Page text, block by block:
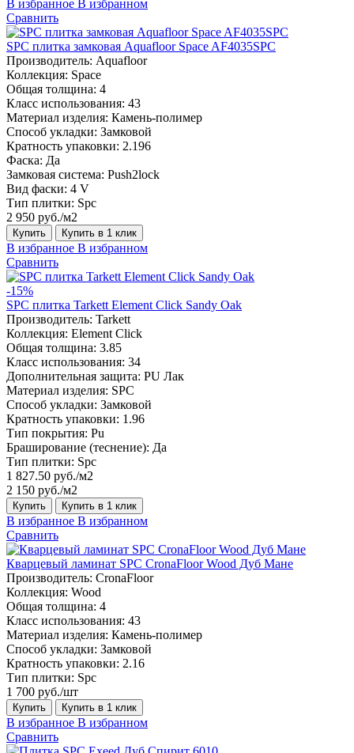
В избранное В избранном
Сравнить
SPC плитка замковая Aquafloor Space AF4035SPC
Производитель: Aquafloor
Коллекция: Space
Общая толщина: 4
Класс использования: 43
Материал изделия: Камень-полимер
Способ укладки: Замковой
Кратность упаковки: 2.196
Фаска: Да
Замковая система: Push2lock
Вид фаски: 4 V
Тип плитки: Spc
2 950 руб./м2
Купить Купить в 1 клик
В избранное В избранном
Сравнить
-15%
SPC плитка Tarkett Element Click Sandy Oak
Производитель: Tarkett
Коллекция: Element Click
Общая толщина: 3.85
Класс использования: 34
Дополнительная защита: PU Лак
Материал изделия: SPC
Способ укладки: Замковой
Кратность упаковки: 1.96
Тип покрытия: Pu
Браширование (теснение): Да
Тип плитки: Spc
1 827.50 руб./м2
2 150 руб./м2
Купить Купить в 1 клик
В избранное В избранном
Сравнить
Кварцевый ламинат SPC CronaFloor Wood Дуб Мане
Производитель: CronaFloor
Коллекция: Wood
Общая толщина: 4
Класс использования: 43
Материал изделия: Камень-полимер
Способ укладки: Замковой
Кратность упаковки: 2.16
Тип плитки: Spc
1 700 руб./шт
Купить Купить в 1 клик
В избранное В избранном
Сравнить